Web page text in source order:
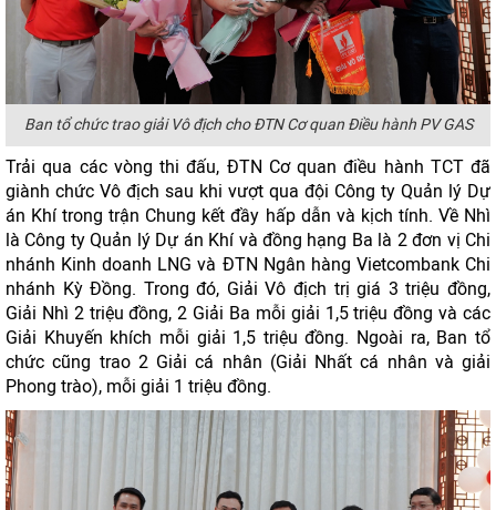
Ban tổ chức trao giải Vô địch cho ĐTN Cơ quan Điều hành PV GAS
Trải qua các vòng thi đấu, ĐTN Cơ quan điều hành TCT đã
giành chức Vô địch sau khi vượt qua đội Công ty Quản lý Dự
án Khí trong trận Chung kết đầy hấp dẫn và kịch tính. Về Nhì
là Công ty Quản lý Dự án Khí và đồng hạng Ba là 2 đơn vị Chi
nhánh Kinh doanh LNG và ĐTN Ngân hàng Vietcombank Chi
nhánh Kỳ Đồng. Trong đó, Giải Vô địch trị giá 3 triệu đồng,
Giải Nhì 2 triệu đồng, 2 Giải Ba mỗi giải 1,5 triệu đồng và các
Giải Khuyến khích mỗi giải 1,5 triệu đồng. Ngoài ra, Ban tổ
chức cũng trao 2 Giải cá nhân (Giải Nhất cá nhân và giải
Phong trào), mỗi giải 1 triệu đồng.